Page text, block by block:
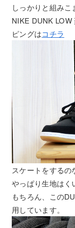
しっかりと組みこ
NIKE DUNK LOW
ピングはコチラ
スケートをするの
やっぱり生地はく
もちろん、この
用しています。